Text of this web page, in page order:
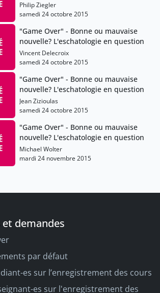
Philip Ziegler
samedi 24 octobre 2015
"Game Over" - Bonne ou mauvaise
nouvelle? L'eschatologie en question
Vincent Delecroix
samedi 24 octobre 2015
"Game Over" - Bonne ou mauvaise
nouvelle? L'eschatologie en question
Jean Zizioulas
samedi 24 octobre 2015
"Game Over" - Bonne ou mauvaise
nouvelle? L'eschatologie en question
Michael Wolter
mardi 24 novembre 2015
demandes
par défaut
es sur l’enregistrement des cours
es sur l'enregistrement des